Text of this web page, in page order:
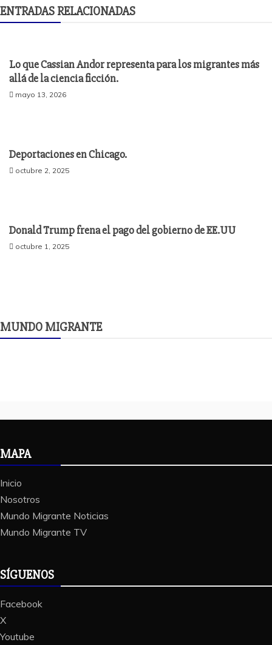
ENTRADAS RELACIONADAS
Lo que Cassian Andor representa para los migrantes más
allá de la ciencia ficción.
mayo 13, 2026
Deportaciones en Chicago.
octubre 2, 2025
Donald Trump frena el pago del gobierno de EE.UU
octubre 1, 2025
MUNDO MIGRANTE
MAPA
Inicio
Nosotros
Mundo Migrante Noticias
Mundo Migrante TV
SÍGUENOS
Facebook
X
Youtube